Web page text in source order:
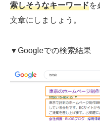
索しそうなキーワードを
文章にしましょう。
▼Googleでの検索結果